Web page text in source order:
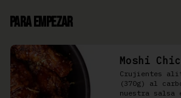
Para Empezar
Moshi
Crujientes
(370g) al
nuestra salsa